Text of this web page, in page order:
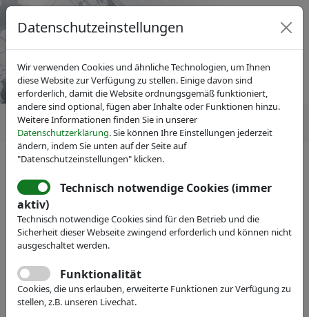
Mitgliedersuche ausblenden
Name:
Volltext:
Datenschutzeinstellungen
Wir verwenden Cookies und ähnliche Technologien, um Ihnen
diese Website zur Verfügung zu stellen. Einige davon sind
erforderlich, damit die Website ordnungsgemäß funktioniert,
andere sind optional, fügen aber Inhalte oder Funktionen hinzu.
Weitere Informationen finden Sie in unserer
Datenschutzerklärung. Sie können Ihre Einstellungen jederzeit
ändern, indem Sie unten auf der Seite auf
"Datenschutzeinstellungen" klicken.
Technisch notwendige Cookies (immer
aktiv)
Technisch notwendige Cookies sind für den Betrieb und die
Sicherheit dieser Webseite zwingend erforderlich und können nicht
ausgeschaltet werden.
Funktionalität
Cookies, die uns erlauben, erweiterte Funktionen zur Verfügung zu
stellen, z.B. unseren Livechat.